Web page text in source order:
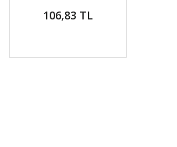
fistulosum
106,83 TL